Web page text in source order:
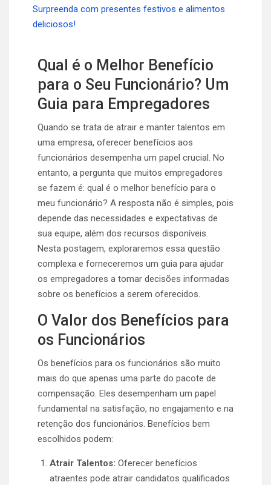
Surpreenda com presentes festivos e alimentos
deliciosos!
Qual é o Melhor Benefício
para o Seu Funcionário? Um
Guia para Empregadores
Quando se trata de atrair e manter talentos em
uma empresa, oferecer benefícios aos
funcionários desempenha um papel crucial. No
entanto, a pergunta que muitos empregadores
se fazem é: qual é o melhor benefício para o
meu funcionário? A resposta não é simples, pois
depende das necessidades e expectativas de
sua equipe, além dos recursos disponíveis.
Nesta postagem, exploraremos essa questão
complexa e forneceremos um guia para ajudar
os empregadores a tomar decisões informadas
sobre os benefícios a serem oferecidos.
O Valor dos Benefícios para
os Funcionários
Os benefícios para os funcionários são muito
mais do que apenas uma parte do pacote de
compensação. Eles desempenham um papel
fundamental na satisfação, no engajamento e na
retenção dos funcionários. Benefícios bem
escolhidos podem:
Atrair Talentos: Oferecer benefícios
atraentes pode atrair candidatos qualificados